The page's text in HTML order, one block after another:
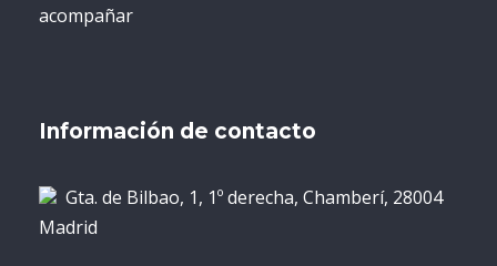
acompañar
Información de contacto
Gta. de Bilbao, 1, 1º derecha, Chamberí, 28004
Madrid